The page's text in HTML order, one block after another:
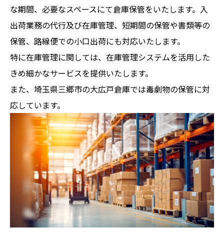
な期間、必要なスペースにて倉庫保管をいたします。入
出荷業務の代行及び在庫管理、短期間の保管や書類等の
保管、路線便での小口出荷にも対応いたします。
特に在庫管理に関しては、在庫管理システムを活用した
きめ細かなサービスを提供いたします。
また、埼玉県三郷市の大広戸倉庫では毒劇物の保管に対
応しています。